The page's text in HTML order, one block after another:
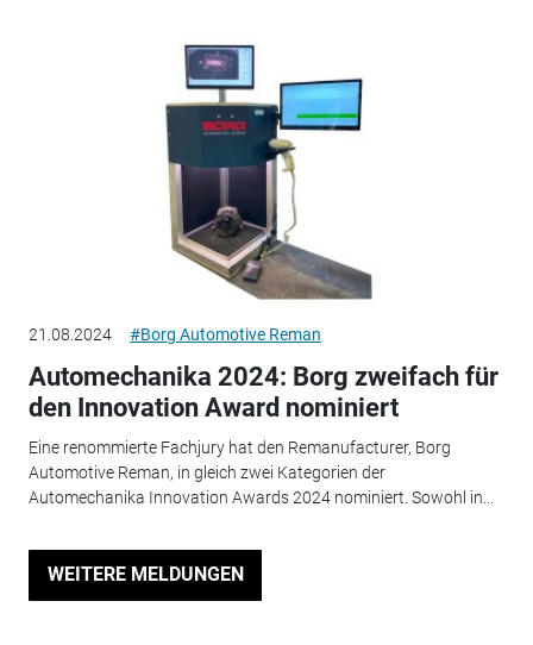
21.08.2024 #Borg Automotive Reman
Automechanika 2024: Borg zweifach für
den Innovation Award nominiert
Eine renommierte Fachjury hat den Remanufacturer, Borg
Automotive Reman, in gleich zwei Kategorien der
Automechanika Innovation Awards 2024 nominiert. Sowohl in...
WEITERE MELDUNGEN